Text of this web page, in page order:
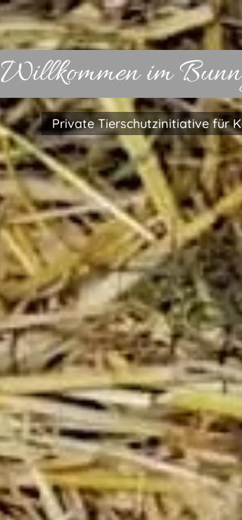
Willkommen im
Private Tierschutzinitiative für